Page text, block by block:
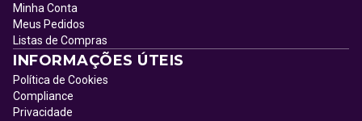
Minha Conta
Meus Pedidos
Listas de Compras
INFORMAÇÕES ÚTEIS
Política de Cookies
Compliance
Privacidade